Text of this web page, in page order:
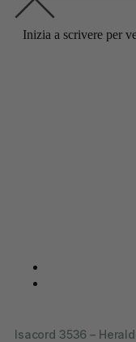
Inizia a scrivere per
Isacord 3536 –